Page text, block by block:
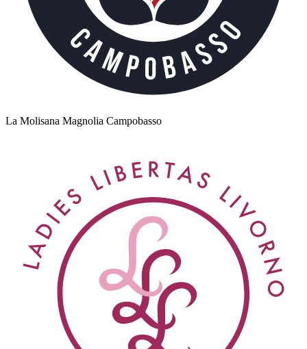
La Molisana Magnolia Campobasso